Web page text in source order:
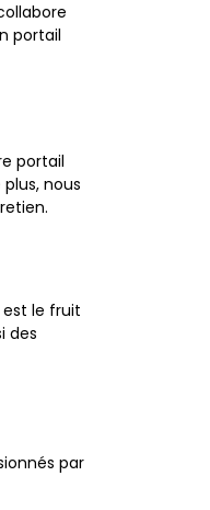
portail
portail
nous
le fruit
des
par